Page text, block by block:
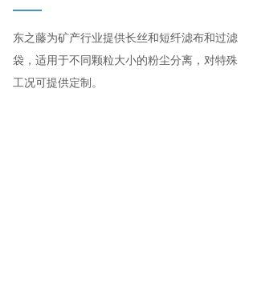
——
东之藤为矿产行业提供长丝和短纤滤布和过滤
袋，适用于不同颗粒大小的粉尘分离，对特殊
工况可提供定制。